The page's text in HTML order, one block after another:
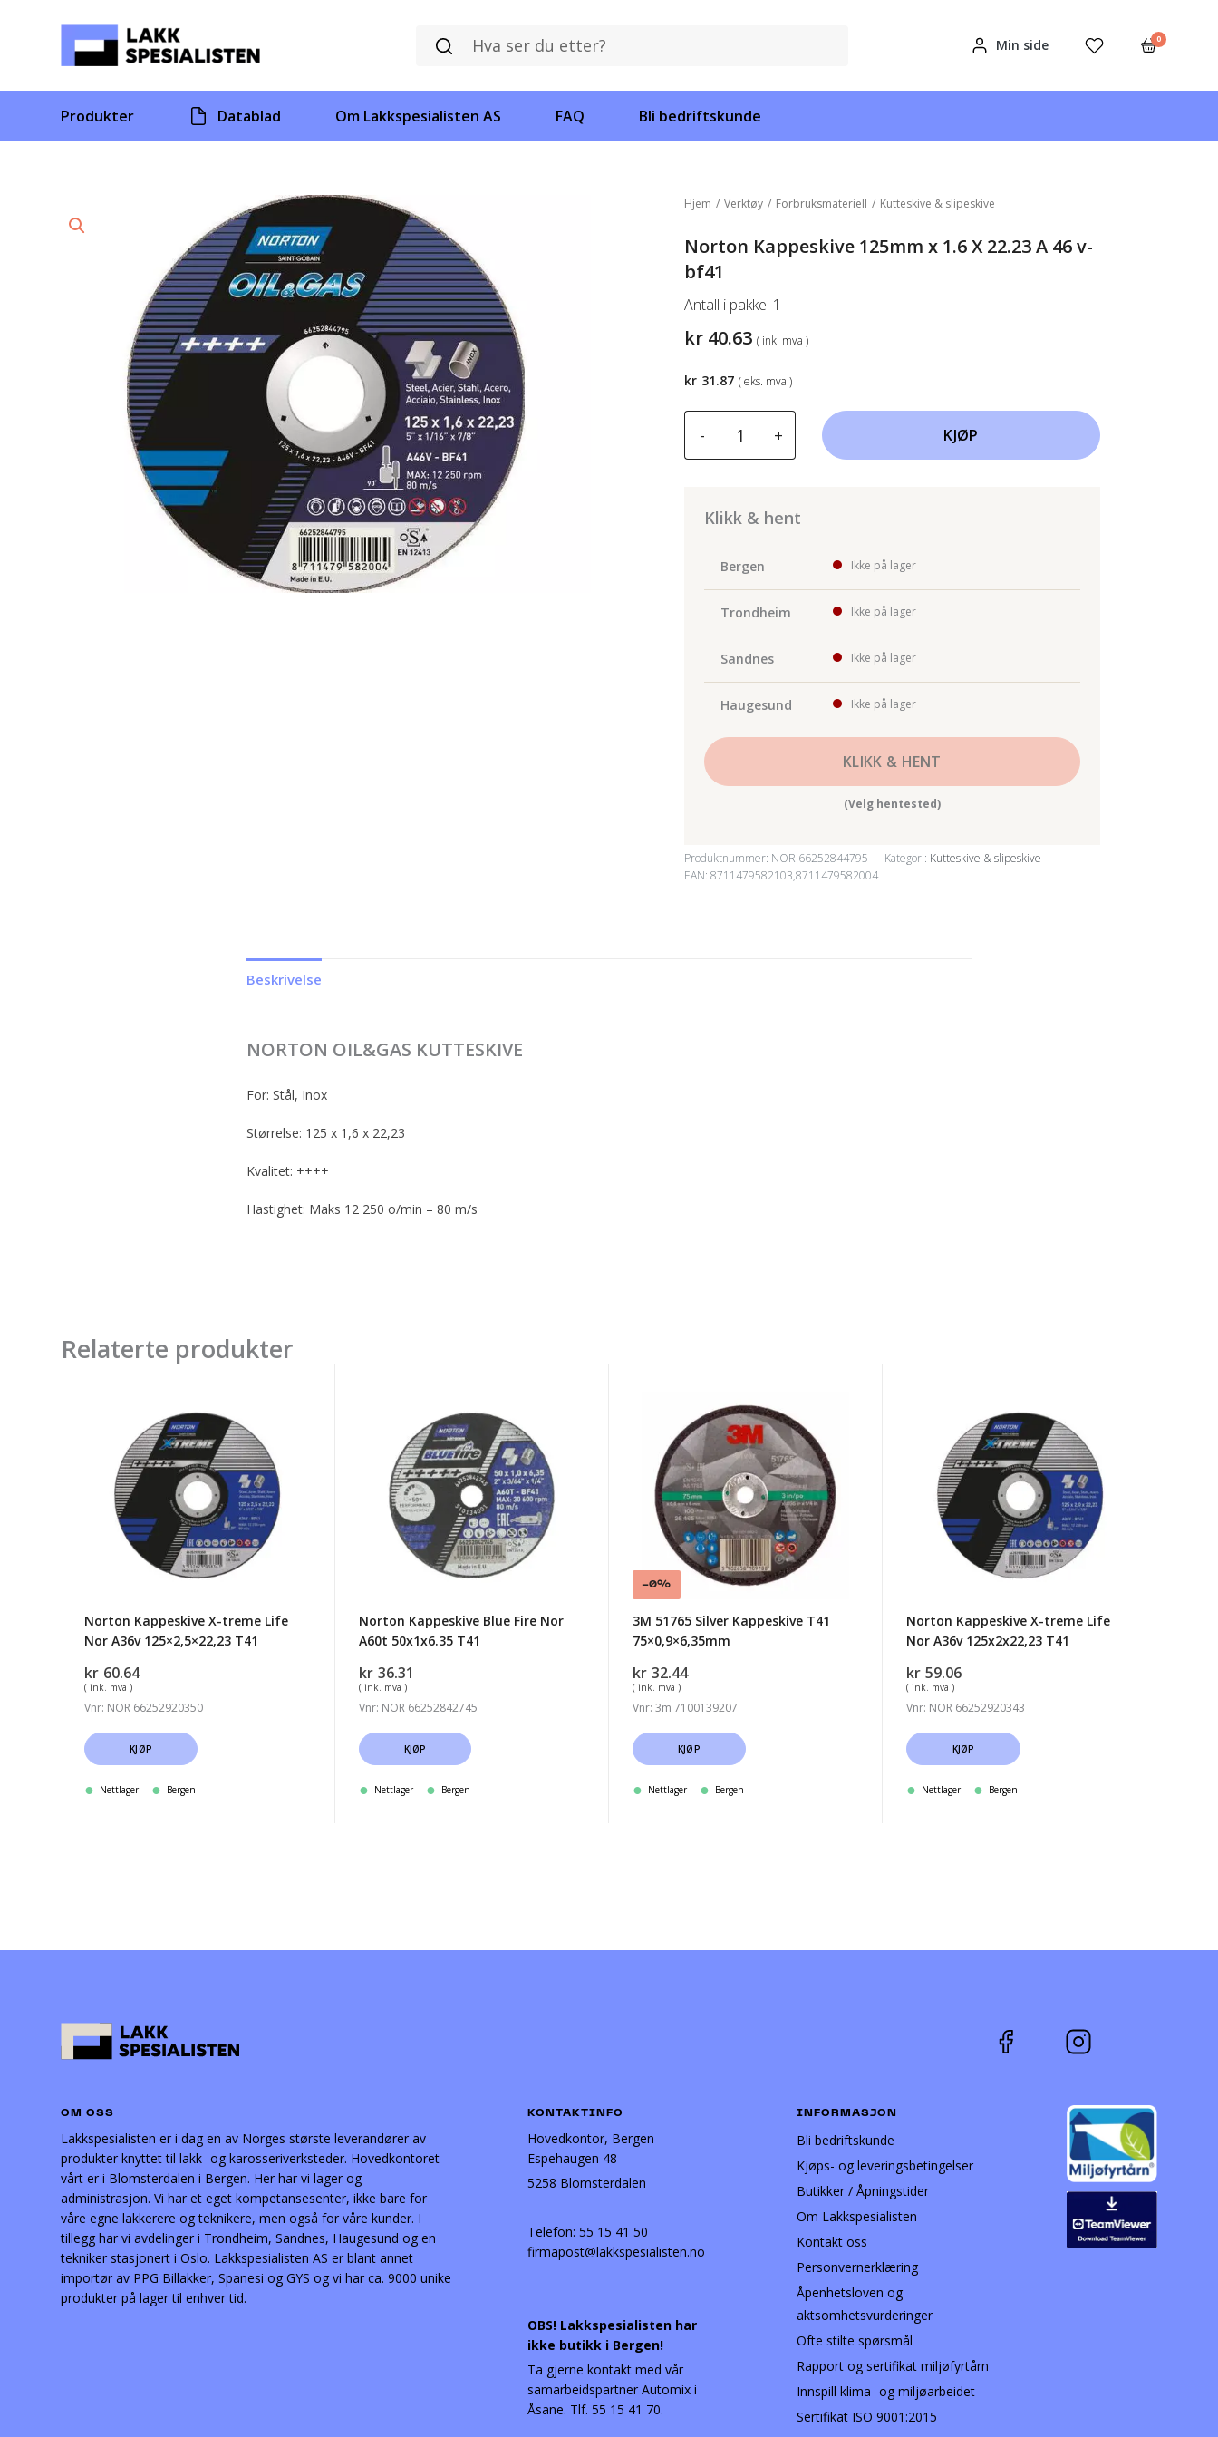
Min side 0
Produkter Datablad Om Lakkspesialisten AS FAQ Bli bedriftskunde
Hjem / Verktøy / Forbruksmateriell / Kutteskive & slipeskive
Norton Kappeskive 125mm x 1.6 X 22.23 A 46 v-
bf41
kr 40.63 ( ink. mva )
Antall i pakke: 1
-
Kappeskive
125mm
+ KJØP
Klikk & hent
Bergen Ikke på lager
Trondheim Ikke på lager
Sandnes Ikke på lager
Haugesund Ikke på lager
KLIKK & HENT
(Velg hentested)
Produktnummer: NOR 66252844795 Kategori: Kutteskive & slipeskive
EAN: 8711479582103,8711479582004
kr 31.87 ( eks. mva )
Beskrivelse
NORTON OIL&GAS KUTTESKIVE
For: Stål, Inox
Størrelse: 125 x 1,6 x 22,23
Kvalitet: ++++
Hastighet: Maks 12 250 o/min – 80 m/s
Relaterte produkter
Kappeskive
treme
125x2,5x22,23
Norton Kappeskive X-treme Life
Nor A36v 125×2,5×22,23 T41
kr 60.64
( ink. mva )
Vnr: NOR 66252920350
KJØP
Nettlager Bergen
Kappeskive
50x1x6.35
Norton Kappeskive Blue Fire Nor
A60t 50x1x6.35 T41
kr 36.31
( ink. mva )
Vnr: NOR 66252842745
KJØP
Nettlager Bergen
Silver
Kappeskive
T41
75x0,9x6,35mm
-0%
3M 51765 Silver Kappeskive T41
75×0,9×6,35mm
kr 32.44
( ink. mva )
Vnr: 3m 7100139207
KJØP
Nettlager Bergen
Kappeskive
treme
125x2x22,23
Norton Kappeskive X-treme Life
Nor A36v 125x2x22,23 T41
kr 59.06
( ink. mva )
Vnr: NOR 66252920343
KJØP
Nettlager Bergen
OM OSS
Lakkspesialisten er i dag en av Norges største leverandører av
produkter knyttet til lakk- og karosseriverksteder. Hovedkontoret
vårt er i Blomsterdalen i Bergen. Her har vi lager og
administrasjon. Vi har et eget kompetansesenter, ikke bare for
våre egne lakkerere og teknikere, men også for våre kunder. I
tillegg har vi avdelinger i Trondheim, Sandnes, Haugesund og en
tekniker stasjonert i Oslo. Lakkspesialisten AS er blant annet
importør av PPG Billakker, Spanesi og GYS og vi har ca. 9000 unike
produkter på lager til enhver tid.
KONTAKTINFO
Hovedkontor, Bergen
Espehaugen 48
5258 Blomsterdalen
Telefon: 55 15 41 50
firmapost@lakkspesialisten.no
OBS! Lakkspesialisten har
ikke butikk i Bergen!
Ta gjerne kontakt med vår
samarbeidspartner Automix i
Åsane. Tlf. 55 15 41 70.
INFORMASJON
Bli bedriftskunde
Kjøps- og leveringsbetingelser
Butikker / Åpningstider
Om Lakkspesialisten
Kontakt oss
Personvernerklæring
Åpenhetsloven og
aktsomhetsvurderinger
Ofte stilte spørsmål
Rapport og sertifikat miljøfyrtårn
Innspill klima- og miljøarbeidet
Sertifikat ISO 9001:2015